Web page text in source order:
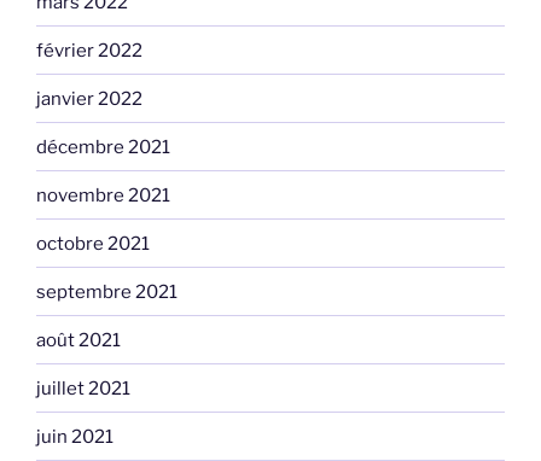
février 2022
janvier 2022
décembre 2021
novembre 2021
octobre 2021
septembre 2021
août 2021
juillet 2021
juin 2021